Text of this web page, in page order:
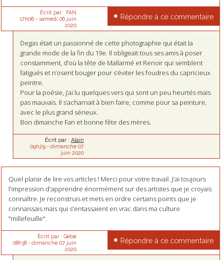
Écrit par : FAN
17h06- samedi 06 juin
2020
Répondre à ce commentaire
Degas était un passionné de cette photographie qui était la
grande mode de la fin du 19e. Il obligeait tous ses amis à poser
constamment, d’où la tête de Mallarmé et Renoir qui semblent
fatigués et n’osent bouger pour s’éviter les foudres du capricieux
peintre.
Pour la poésie, j’ai lu quelques vers qui sont un peu heurtés mais
pas mauvais. Il s’acharnait à bien faire, comme pour sa peinture,
avec le plus grand sérieux.
Bon dimanche Fan et bonne fête des mères.
Écrit par : Alain
09h29- dimanche 07
juin 2020
Quel plaisir de lire vos articles ! Merci pour votre travail. J'ai toujours
l'impression d'apprendre énormément sur des artistes que je croyais
connaître. Je reconstruis et mets en ordre certains points que je
connaissais mais qui s'entassaient en vrac dans ma culture
"millefeuille".
Écrit par : Gébé
08h38- dimanche 07 juin
2020
Répondre à ce commentaire